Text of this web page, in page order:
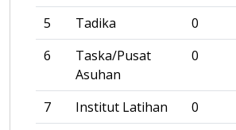
5
Tadika
0
6
Taska/Pusat
Asuhan
0
7 Institut Latihan
0